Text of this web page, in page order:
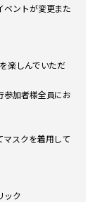
ントが変更また
楽しんでいただ
加者様全員にお
スクを着用して
ック